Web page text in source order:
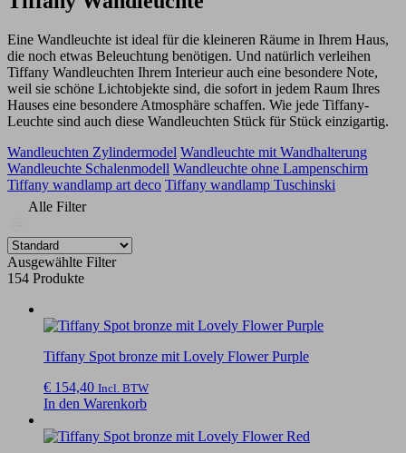
Eine Wandleuchte ist ideal für die kleineren Räume in Ihrem Haus,
die noch etwas Beleuchtung benötigen. Und natürlich verleihen
Tiffany Wandleuchten Ihrem Interieur auch eine besondere Note,
weil sie schöne Lichtobjekte sind, die sofort in jedem Raum Ihres
Hauses eine besondere Atmosphäre schaffen. Wie jede Tiffany-
Leuchte sind auch diese Wandleuchten Stück für Stück einzigartig.
Wandleuchten Zylindermodel Wandleuchte mit Wandhalterung
Wandleuchte Schalenmodell Wandleuchte ohne Lampenschirm
Tiffany wandlamp art deco Tiffany wandlamp Tuschinski
Alle Filter
Ausgewählte Filter
154 Produkte
Tiffany Spot bronze mit Lovely Flower Purple
€ 154,40 Incl. BTW
In den Warenkorb